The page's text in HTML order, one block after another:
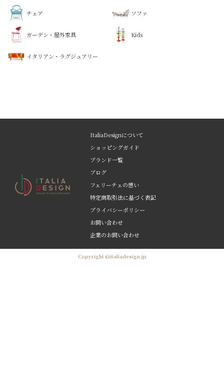
チェア ソファ
ガーデン・屋外家具 Kids
イタリアン・ラグジュアリー
ItaliaDesignについて
ショッピングガイド
ブランド一覧
ブログ
フェリーチェの想い
特定商取引法に基づく表記
プライバシーポリシー
お問い合わせ
企業のお問い合わせ
Copyright ©italiadesign.jp